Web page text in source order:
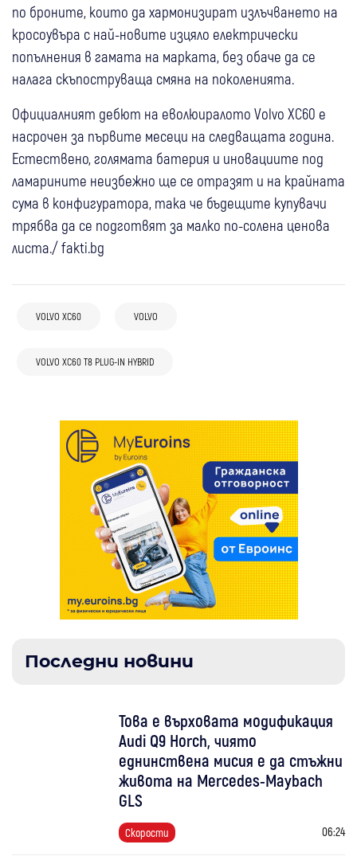
по броните, които да хармонизират излъчването на
кросоувъра с най-новите изцяло електрически
попълнения в гамата на марката, без обаче да се
налага скъпоструваща смяна на поколенията.
Официалният дебют на еволюиралото Volvo XC60 е
насрочен за първите месеци на следващата година.
Естествено, голямата батерия и иновациите под
ламарините неизбежно ще се отразят и на крайната
сума в конфигуратора, така че бъдещите купувачи
трябва да се подготвят за малко по-солена ценова
листа./ fakti.bg
VOLVO XC60 VOLVO
VOLVO XC60 T8 PLUG-IN HYBRID
за нея
Последни новини
Това е върховата модификация
Audi Q9 Horch, чиято
еднинствена мисия е да стъжни
живота на Mercedes-Maybach
GLS
Скорости 06:24